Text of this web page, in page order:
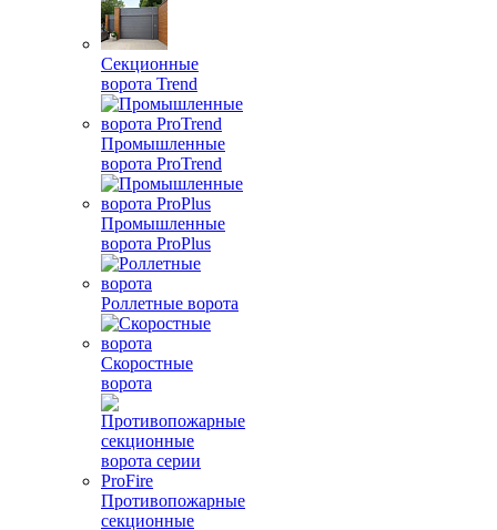
Секционные
ворота Trend
Промышленные
ворота ProTrend
Промышленные
ворота ProPlus
Роллетные ворота
Скоростные
ворота
Противопожарные
секционные